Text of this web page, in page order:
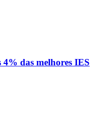
4% das melhores IES